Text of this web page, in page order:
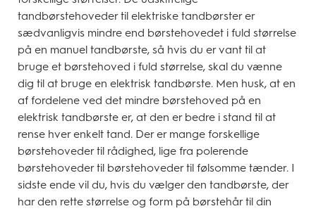
tandbørstehoveder til elektriske tandbørster er
sædvanligvis mindre end børstehovedet i fuld størrelse
på en manuel tandbørste, så hvis du er vant til at
bruge et børstehoved i fuld størrelse, skal du vænne
dig til at bruge en elektrisk tandbørste. Men husk, at en
af fordelene ved det mindre børstehoved på en
elektrisk tandbørste er, at den er bedre i stand til at
rense hver enkelt tand. Der er mange forskellige
børstehoveder til rådighed, lige fra polerende
børstehoveder til børstehoveder til følsomme tænder. I
sidste ende vil du, hvis du vælger den tandbørste, der
har den rette størrelse og form på børstehår til din